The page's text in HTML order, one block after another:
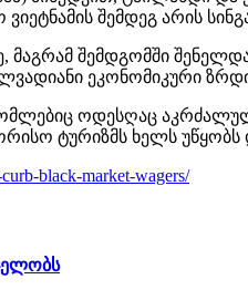
შემდეგ არის
მაგრამ შემდგომში
ეკონომიკური
ოდესღაც
ტურიზმს ხელს
black-market-wagers/